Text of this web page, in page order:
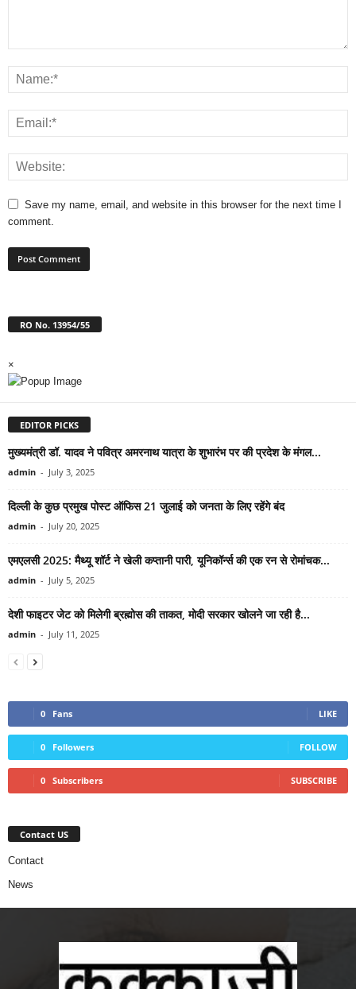
Save my name, email, and website in this browser for the next time I
comment.
RO No. 13954/55
×
EDITOR PICKS
मुख्यमंत्री डॉ. यादव ने पवित्र अमरनाथ यात्रा के शुभारंभ पर की प्रदेश के मंगल...
admin - July 3, 2025
दिल्ली के कुछ प्रमुख पोस्ट ऑफिस 21 जुलाई को जनता के लिए रहेंगे बंद
admin - July 20, 2025
एमएलसी 2025: मैथ्यू शॉर्ट ने खेली कप्तानी पारी, यूनिकॉर्न्स की एक रन से रोमांचक...
admin - July 5, 2025
देशी फाइटर जेट को मिलेगी ब्रह्मोस की ताकत, मोदी सरकार खोलने जा रही है...
admin - July 11, 2025
0 Fans LIKE
0 Followers FOLLOW
0 Subscribers SUBSCRIBE
Contact US
Contact
News